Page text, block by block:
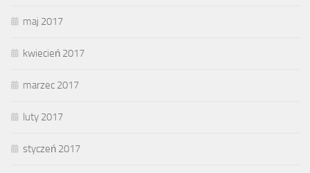
maj 2017
kwiecień 2017
marzec 2017
luty 2017
styczeń 2017